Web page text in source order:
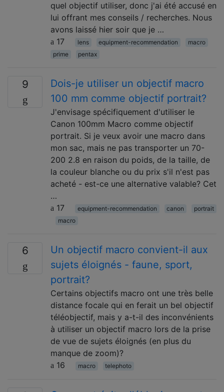
quel objectif utiliser, donc j'ai été accusé en
lui offrant mes conseils / recherches. Nous
avons laissé hier soir que je …
17
lens equipment-recommendation
macro
prime
pentax
9
Dois-je utiliser un objectif macro
100 mm comme objectif portrait?
J'envisage spécifiquement d'utiliser le
Canon 100mm Macro comme objectif
portrait. Si je veux avoir une macro dans
mon sac, mais ne pas transporter un 70-
200 2.8 en raison du poids, de la taille, de
la couleur blanche ou du prix s'il n'est pas
acheté - est-ce une alternative valable? Cet
…
17
equipment-recommendation canon
portrait
macro
6
Un objectif macro convient-il aux
sujets éloignés - faune, sport,
portrait?
Certains objectifs macro ont une très belle
distance focale qui en ferait un bel objectif
téléobjectif, mais y a-t-il des inconvénients
à utiliser un objectif macro lors de la prise
de vue de sujets éloignés (en plus du
manque de zoom)?
16
macro telephoto